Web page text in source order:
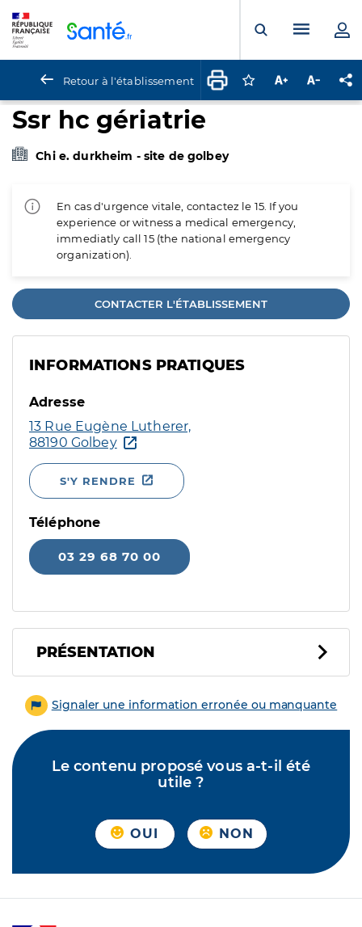
Ouvrir laMenu
Retour à l'établissement Connectez-vous
Augmenter la
Ssr hc gériatrie
Chi e. durkheim - site de golbey
En cas d'urgence vitale, contactez le 15. If you
experience or witness a medical emergency,
immediatly call 15 (the national emergency
organization).
CONTACTER L'ÉTABLISSEMENT
INFORMATIONS PRATIQUES
Adresse
13 Rue Eugène Lutherer,
88190 Golbey
S'Y RENDRE
Téléphone
03 29 68 70 00
PRÉSENTATION
Signaler une information erronée ou manquante
Le contenu proposé vous a-t-il été
utile ?
OUI NON